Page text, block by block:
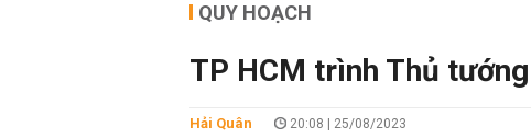
QUY HOẠCH
TP HCM trình Thủ
Hải Quân 20:08 | 25/08/2023